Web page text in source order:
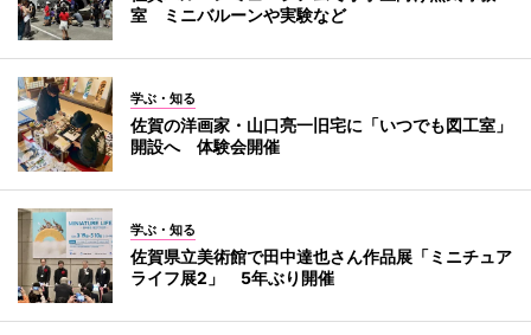
室 ミニバルーンや実験など
学ぶ・知る
佐賀の洋画家・山口亮一旧宅に「いつでも図工室」
開設へ 体験会開催
学ぶ・知る
佐賀県立美術館で田中達也さん作品展「ミニチュア
ライフ展2」 5年ぶり開催